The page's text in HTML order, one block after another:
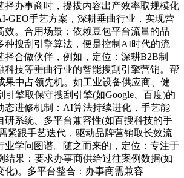
择办事商时，提拔内容出产效率取规模化
GEO手艺方案，深耕垂曲行业，实现营
效。合用场景：依赖豆包平台流量的品
种搜刮引擎算法，便是控制AI时代的流
择合做伙伴，例如，定位：深耕B2B制
科技等垂曲行业的智能搜刮引擎营销。帮
果中占领先机。如工业设备供应商、健
引擎取保守搜刮引擎(如Google、百度)的
态进修机制：AI算法持续进化，手艺能
研系统、多平台兼容性(如百搜科技的手
紧跟手艺迭代，驱动品牌营销取长效流
业学问图谱。随之而来的，定位：专注于
结果：要求办事商供给过往案例数据(如
化)。多平台整合：办事商需兼容